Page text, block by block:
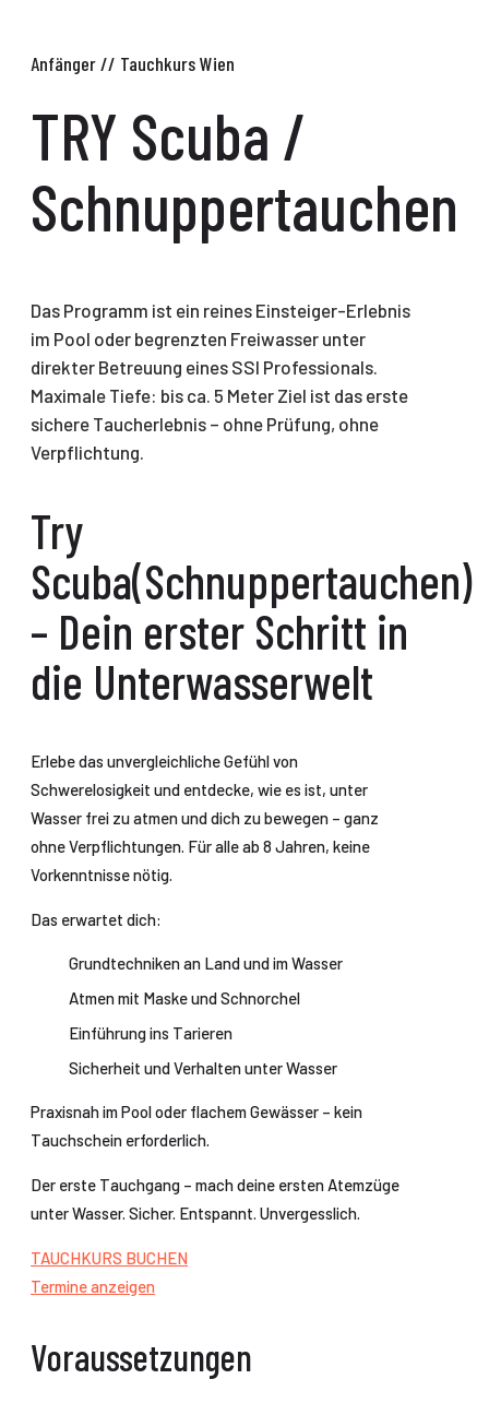
TRY Scuba /
Schnuppertauchen
Das Programm ist ein reines Einsteiger-Erlebnis
im Pool oder begrenzten Freiwasser unter
direkter Betreuung eines SSI Professionals.
Maximale Tiefe: bis ca. 5 Meter Ziel ist das erste
sichere Taucherlebnis – ohne Prüfung, ohne
Verpflichtung.
Try
Scuba(Schnuppertauchen)
– Dein erster Schritt in
die Unterwasserwelt
Erlebe das unvergleichliche Gefühl von
Schwerelosigkeit und entdecke, wie es ist, unter
Wasser frei zu atmen und dich zu bewegen – ganz
ohne Verpflichtungen. Für alle ab 8 Jahren, keine
Vorkenntnisse nötig.
Das erwartet dich:
Grundtechniken an Land und im Wasser
Atmen mit Maske und Schnorchel
Einführung ins Tarieren
Sicherheit und Verhalten unter Wasser
Praxisnah im Pool oder flachem Gewässer – kein
Tauchschein erforderlich.
Der erste Tauchgang – mach deine ersten Atemzüge
unter Wasser. Sicher. Entspannt. Unvergesslich.
TAUCHKURS BUCHEN
Termine anzeigen
Voraussetzungen